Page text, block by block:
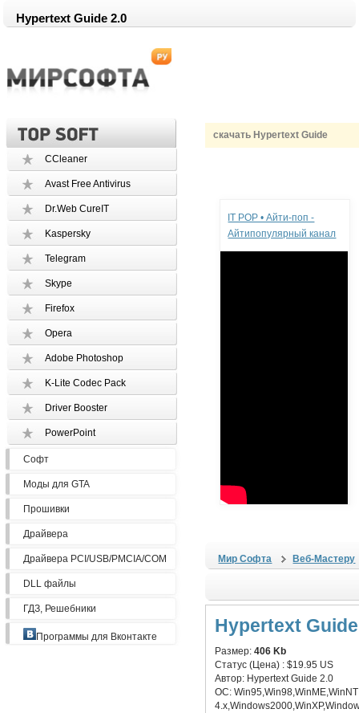
Hypertext Guide 2.0
скачать Hypertext Guide
CCleaner
Avast Free Antivirus
Dr.Web CureIT
Kaspersky
Telegram
Skype
Firefox
Opera
Adobe Photoshop
K-Lite Codec Pack
Driver Booster
PowerPoint
Софт
Моды для GTA
Прошивки
Драйвера
Драйвера PCI/USB/PMCIA/COM
DLL файлы
ГДЗ, Решебники
Программы для Вконтакте
IT POP • Айти-поп -
Айтипопулярный канал
Мир Софта Веб-Мастеру
Hypertext
Размер:406 Kb
Статус (Цена) :$19.95 US
Автор: Hypertext Guide 2.0
ОС:Win95,Win98,WinME,WinNT